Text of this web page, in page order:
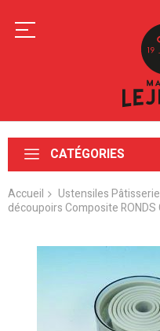
CATÉGORIES
Accueil Ustensiles Pâtisserie
découpoirs Composite RONDS